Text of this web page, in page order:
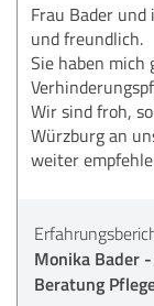
Frau Bader
und freundlich.
Sie haben
Wir sind froh,
Würzburg an
weiter
Monika Bader
Beratung